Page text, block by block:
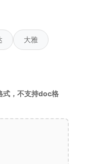
大雅
，不支持doc格